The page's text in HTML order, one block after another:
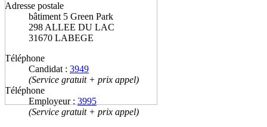
Adresse postale
bâtiment 5 Green Park
298 ALLEE DU LAC
31670 LABEGE
Téléphone
Candidat : 3949
(Service gratuit + prix appel)
Téléphone
Employeur : 3995
(Service gratuit + prix appel)